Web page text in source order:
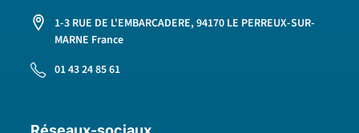
1-3 RUE DE L'EMBARCADERE, 94170 LE PERREUX-SUR-
MARNE France
01 43 24 85 61